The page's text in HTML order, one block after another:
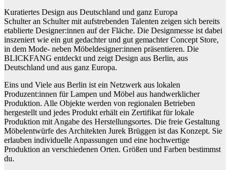
Kuratiertes Design aus Deutschland und ganz Europa
Schulter an Schulter mit aufstrebenden Talenten zeigen sich bereits
etablierte Designer:innen auf der Fläche. Die Designmesse ist dabei
inszeniert wie ein gut gedachter und gut gemachter Concept Store,
in dem Mode- neben Möbeldesigner:innen präsentieren. Die
BLICKFANG entdeckt und zeigt Design aus Berlin, aus
Deutschland und aus ganz Europa.
Eins und Viele aus Berlin ist ein Netzwerk aus lokalen
Produzent:innen für Lampen und Möbel aus handwerklicher
Produktion. Alle Objekte werden von regionalen Betrieben
hergestellt und jedes Produkt erhält ein Zertifikat für lokale
Produktion mit Angabe des Herstellungsortes. Die freie Gestaltung
Möbelentwürfe des Architekten Jurek Brüggen ist das Konzept. Sie
erlauben individuelle Anpassungen und eine hochwertige
Produktion an verschiedenen Orten. Größen und Farben bestimmst
du.